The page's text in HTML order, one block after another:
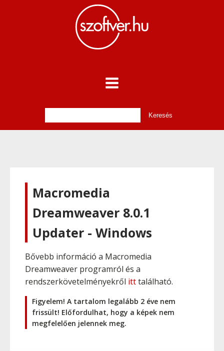
Macromedia
Dreamweaver 8.0.1
Updater - Windows
Bővebb információ a Macromedia
Dreamweaver programról és a
rendszerkövetelményekről itttalálható.
Figyelem! A tartalom legalább 2 éve nem
frissült! Előfordulhat, hogy a képek nem
megfelelően jelennek meg.